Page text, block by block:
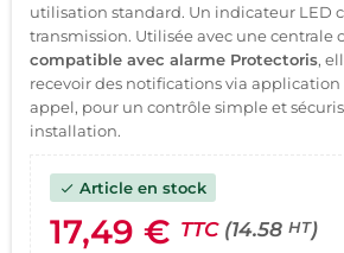
utilisation standard. Un indicateur LED
transmission. Utilisée avec une centrale
compatible avec alarme Protectoris,
recevoir des notifications via application
appel, pour un contrôle simple et
installation.
check Article en stock
17,49 € TTC (14.58 HT)